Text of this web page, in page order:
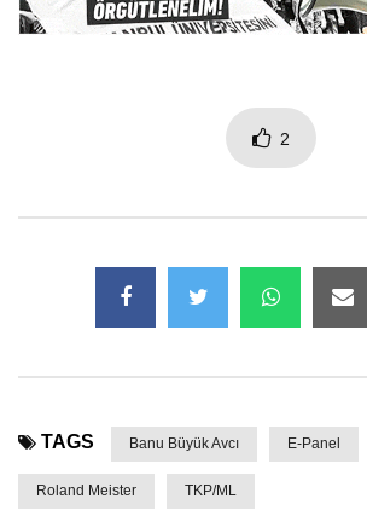
2
TAGS Banu Büyük Avcı E-Panel
Roland Meister TKP/ML